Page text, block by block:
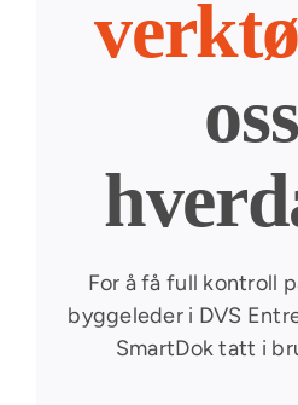
For å få full kontroll
byggeleder i DVS
SmartDok tatt i